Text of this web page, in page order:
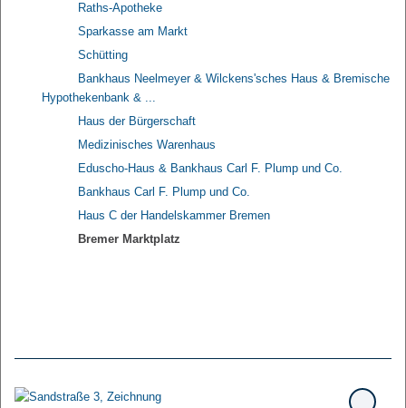
Raths-Apotheke
Sparkasse am Markt
Schütting
Bankhaus Neelmeyer & Wilckens'sches Haus & Bremische
Hypothekenbank & ...
Haus der Bürgerschaft
Medizinisches Warenhaus
Eduscho-Haus & Bankhaus Carl F. Plump und Co.
Bankhaus Carl F. Plump und Co.
Haus C der Handelskammer Bremen
Bremer Marktplatz